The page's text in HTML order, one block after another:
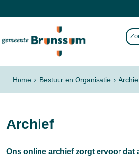
Home Bestuur en Organisatie
Archief
Ons online archief zorgt ervoor dat